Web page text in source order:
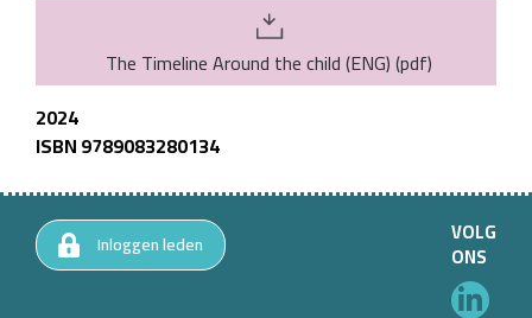
The Timeline Around the child (ENG)(pdf)
2024
ISBN 9789083280134
Inloggen leden VOLG
ONS